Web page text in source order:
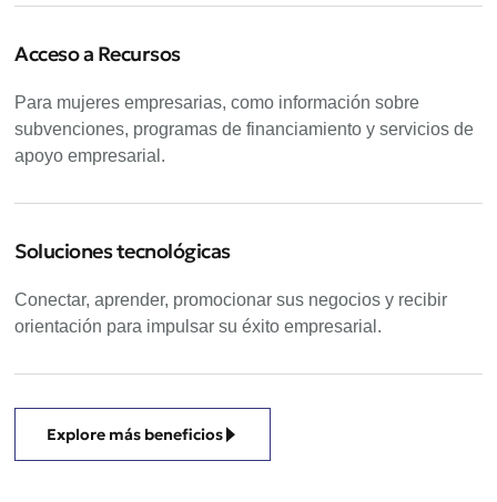
Acceso a Recursos
Para mujeres empresarias, como información sobre
subvenciones, programas de financiamiento y servicios de
apoyo empresarial.
Soluciones tecnológicas
Conectar, aprender, promocionar sus negocios y recibir
orientación para impulsar su éxito empresarial.
Explore más beneficios